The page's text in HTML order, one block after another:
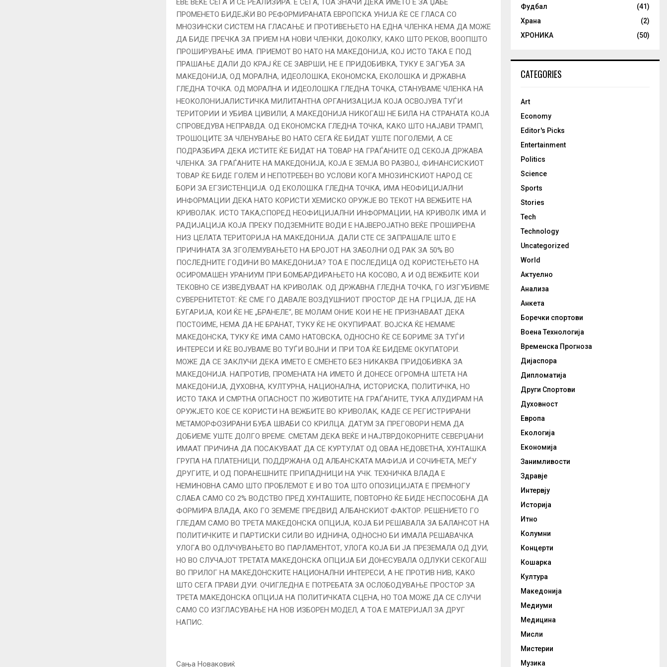
ЕВЕ ВЕЌЕ СЕГА И СЕ РЕАЛИЗИРА. Е СЕГА, ТОА ЗНАЧИ ДЕКА ИМЕТО Е ЗА ЏАБЕ
ПРОМЕНЕТО БИДЕЈЌИ ВО РЕФОРМИРАНАТА ЕВРОПСКА УНИЈА ЌЕ СЕ ГЛАСА СО
МНОЗИНСКИ СИСТЕМ НА ГЛАСАЊЕ И ПРОТИВЕЊЕТО НА ЕДНА ЧЛЕНКА НЕМА ДА МОЖЕ
ДА БИДЕ ПРЕЧКА ЗА ПРИЕМ НА НОВИ ЧЛЕНКИ, ДОКОЛКУ, КАКО ШТО РЕКОВ, ВООПШТО
ПРОШИРУВАЊЕ ИМА. ПРИЕМОТ ВО НАТО НА МАКЕДОНИЈА, КОЈ ИСТО ТАКА Е ПОД
ПРАШАЊЕ ДАЛИ ДО КРАЈ ЌЕ СЕ ЗАВРШИ, НЕ Е ПРИДОБИВКА, ТУКУ Е ЗАГУБА ЗА
МАКЕДОНИЈА, ОД МОРАЛНА, ИДЕОЛОШКА, ЕКОНОМСКА, ЕКОЛОШКА И ДРЖАВНА
ГЛЕДНА ТОЧКА. ОД МОРАЛНА И ИДЕОЛОШКА ГЛЕДНА ТОЧКА, СТАНУВАМЕ ЧЛЕНКА НА
НЕОКОЛОНИЈАЛИСТИЧКА МИЛИТАНТНА ОРГАНИЗАЦИЈА КОЈА ОСВОЈУВА ТУЃИ
ТЕРИТОРИИ И УБИВА ЦИВИЛИ, А МАКЕДОНИЈА НИКОГАШ НЕ БИЛА НА СТРАНАТА КОЈА
СПРОВЕДУВА НЕПРАВДА. ОД ЕКОНОМСКА ГЛЕДНА ТОЧКА, КАКО ШТО НАЈАВИ ТРАМП,
ТРОШОЦИТЕ ЗА ЧЛЕНУВАЊЕ ВО НАТО СЕГА ЌЕ БИДАТ УШТЕ ПОГОЛЕМИ, А СЕ
ПOДРАЗБИРА ДЕКА ИСТИТЕ ЌЕ БИДАТ НА ТОВАР НА ГРАЃАНИТЕ ОД СЕКОЈА ДРЖАВА
ЧЛЕНКА. ЗА ГРАЃАНИТЕ НА МАКЕДОНИЈА, КОЈА Е ЗЕМЈА ВО РАЗВОЈ, ФИНАНСИСКИОТ
ТОВАР ЌЕ БИДЕ ГОЛЕМ И НЕПОТРЕБЕН ВО УСЛОВИ КОГА МНОЗИНСКИОТ НАРОД СЕ
БОРИ ЗА ЕГЗИСТЕНЦИЈА. ОД ЕКОЛОШКА ГЛЕДНА ТОЧКА, ИМА НЕОФИЦИЈАЛНИ
ИНФОРМАЦИИ ДЕКА НАТО КОРИСТИ ХЕМИСКО ОРУЖЈЕ ВО ТЕКОТ НА ВЕЖБИТЕ НА
КРИВОЛАК. ИСТО ТАКА,СПОРЕД НЕОФИЦИЈАЛНИ ИНФОРМАЦИИ, НА КРИВОЛК ИМА И
РАДИЈАЦИЈА КОЈА ПРЕКУ ПОДЗЕМНИТЕ ВОДИ Е НАЈВЕРОЈАТНО ВЕЌЕ ПРОШИРЕНА
НИЗ ЦЕЛАТА ТЕРИТОРИЈА НА МАКЕДОНИЈА. ДАЛИ СТЕ СЕ ЗАПРАШАЛЕ ШТО Е
ПРИЧИНАТА ЗА ЗГОЛЕМУВАЊЕТО НА БРОЈОТ НА ЗАБОЛНИ ОД РАК ЗА 50% ВО
ПОСЛЕДНИТЕ ГОДИНИ ВО МАКЕДОНИЈА? ТОА Е ПОСЛЕДИЦА ОД КОРИСТЕЊЕТО НА
ОСИРОМАШЕН УРАНИУМ ПРИ БОМБАРДИРАЊЕТО НА КОСОВО, А И ОД ВЕЖБИТЕ КОИ
ТЕКОВНО СЕ ИЗВЕДУВААТ НА КРИВОЛАК. ОД ДРЖАВНА ГЛЕДНА ТОЧКА, ГО ИЗГУБИВМЕ
СУВЕРЕНИТЕТОТ: ЌЕ СМЕ ГО ДАВАЛЕ ВОЗДУШНИОТ ПРОСТОР ДЕ НА ГРЦИЈА, ДЕ НА
БУГАРИЈА, КОИ ЌЕ НЕ „БРАНЕЛЕ“, ВЕ МОЛАМ ОНИЕ КОИ НЕ НЕ ПРИЗНАВААТ ДЕКА
ПОСТОИМЕ, НЕМА ДА НЕ БРАНАТ, ТУКУ ЌЕ НЕ ОКУПИРААТ. ВОЈСКА ЌЕ НЕМАМЕ
МАКЕДОНСКА, ТУКУ ЌЕ ИМА САМО НАТОВСКА, ОДНОСНО ЌЕ СЕ БОРИМЕ ЗА ТУЃИ
ИНТЕРЕСИ И ЌЕ ВОЈУВАМЕ ВО ТУЃИ ВОЈНИ И ПРИ ТОА ЌЕ БИДЕМЕ ОКУПАТОРИ.
МОЖЕ ДА СЕ ЗАКЛУЧИ ДЕКА ИМЕТО Е СМЕНЕТО БЕЗ НИКАКВА ПРИДОБИВКА ЗА
МАКЕДОНИЈА. НАПРОТИВ, ПРОМЕНАТА НА ИМЕТО Ѝ ДОНЕСЕ ОГРОМНА ШТЕТА НА
МАКЕДОНИЈА, ДУХОВНА, КУЛТУРНА, НАЦИОНАЛНА, ИСТОРИСКА, ПОЛИТИЧКА, НО
ИСТО ТАКА И СМРТНА ОПАСНОСТ ПО ЖИВОТИТЕ НА ГРАЃАНИТЕ, ТУКА АЛУДИРАМ НА
ОРУЖЈЕТО КОЕ СЕ КОРИСТИ НА ВЕЖБИТЕ ВО КРИВОЛАК, КАДЕ СЕ РЕГИСТРИРАНИ
МЕТАМОРФОЗИРАНИ БУБА ШВАБИ СО КРИЛЦА. ДАТУМ ЗА ПРЕГОВОРИ НЕМА ДА
ДОБИЕМЕ УШТЕ ДОЛГО ВРЕМЕ. СМЕТАМ ДЕКА ВЕЌЕ И НАЈТВРДОКОРНИТЕ СЕВЕРЏАНИ
ИМААТ ПРИЧИНА ДА ПОСАКУВААТ ДА СЕ КУРТУЛАТ ОД ОВАА НЕДОВЕТНА, ХУНТАШКА
ГРУПА НА ПЛАТЕНИЦИ, ПОДДРЖАНА ОД АЛБАНСКАТА МАФИЈА И СОЧИНЕТА, МЕЃУ
ДРУГИТЕ, И ОД ПОРАНЕШНИТЕ ПРИПАДНИЦИ НА УЧК. ТЕХНИЧКА ВЛАДА Е
НЕМИНОВНА САМО ШТО ПРОБЛЕМОТ Е И ВО ТОА ШТО ОПОЗИЦИЈАТА Е ПРЕМНОГУ
СЛАБА САМО СО 2% ВОДСТВО ПРЕД ХУНТАШИТЕ, ПОВТОРНО ЌЕ БИДЕ НЕСПОСОБНА ДА
ФОРМИРА ВЛАДА, АКО ГО ЗЕМЕМЕ ПРЕДВИД АЛБАНСКИОТ ФАКТОР. РЕШЕНИЕТО ГО
ГЛЕДАМ САМО ВО ТРЕТА МАКЕДОНСКА ОПЦИЈА, КОЈА БИ РЕШАВАЛА ЗА БАЛАНСОТ НА
ПОЛИТИЧКИТЕ И ПАРТИСКИ СИЛИ ВО ИДНИНА, ОДНОСНО БИ ИМАЛА РЕШАВАЧКА
УЛОГА ВО ОДЛУЧУВАЊЕТО ВО ПАРЛАМЕНТОТ, УЛОГА КОЈА БИ ЈА ПРЕЗЕМАЛА ОД ДУИ,
НО ВО СЛУЧАЈОТ ТРЕТАТА МАКЕДОНСКА ОПЦИЈА БИ ДОНЕСУВАЛА ОДЛУКИ СЕКОГАШ
ВО ПРИЛОГ НА МАКЕДОНСКИТЕ НАЦИОНАЛНИ ИНТЕРЕСИ, А НЕ ПРОТИВ НИВ, КАКО
ШТО СЕГА ПРАВИ ДУИ. ОЧИГЛЕДНА Е ПОТРЕБАТА ЗА ОСЛОБОДУВАЊЕ ПРОСТОР ЗА
ТРЕТА МАКЕДОНСКА ОПЦИЈА НА ПОЛИТИЧКАТА СЦЕНА, НО ТОА МОЖЕ ДА СЕ СЛУЧИ
САМО СО ИЗГЛАСУВАЊЕ НА НОВ ИЗБОРЕН МОДЕЛ, А ТОА Е МАТЕРИЈАЛ ЗА ДРУГ
НАПИС.
Сања Новаковиќ
Фудбал
(41)
Храна
(2)
ХРОНИКА
(50)
CATEGORIES
Art
Economy
Editor's Picks
Entertainment
Politics
Science
Sports
Stories
Tech
Technology
Uncategorized
World
Актуелно
Анализа
Анкета
Боречки спортови
Воена Технологија
Временска Прогноза
Дијаспора
Дипломатија
Други Спортови
Духовност
Европа
Екологија
Економија
Занимливости
Здравје
Интервју
Историја
Итно
Колумни
Концерти
Кошарка
Култура
Македонија
Медиуми
Медицина
Мисли
Мистерии
Музика